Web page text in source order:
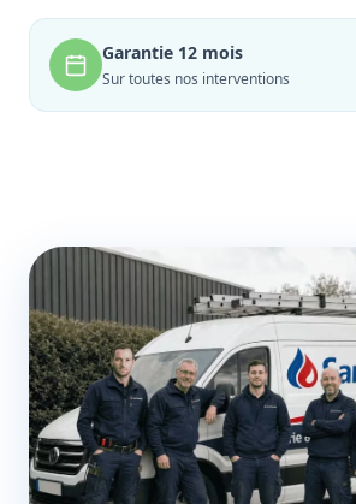
Garantie 12 mois
Sur toutes nos interventions